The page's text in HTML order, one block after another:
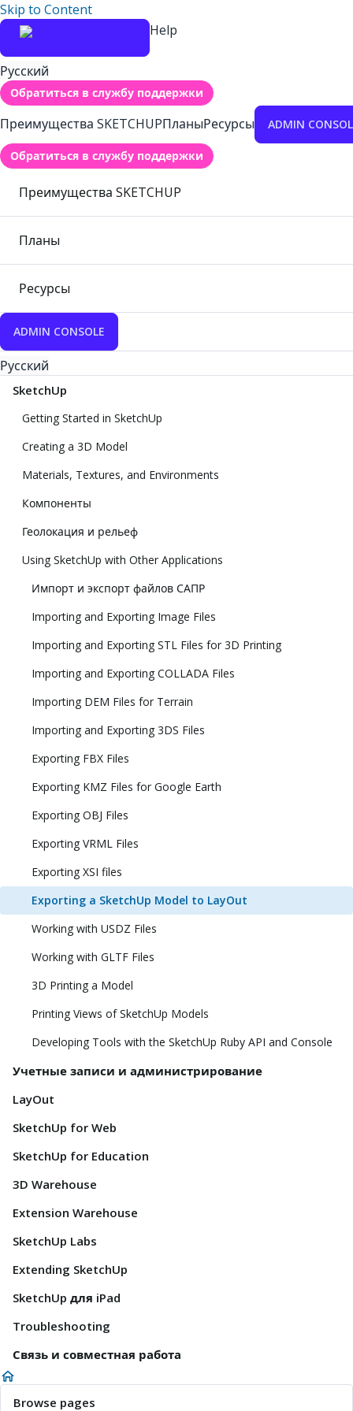
Skip to Content
Help
Русский
Обратиться в службу поддержки
Преимущества SKETCHUPПланыРесурсы ADMIN
Обратиться в службу поддержки
Преимущества SKETCHUP
Планы
Ресурсы
ADMIN CONSOLE
Русский
SketchUp
Getting Started in SketchUp
Creating a 3D Model
Materials, Textures, and Environments
Компоненты
Геолокация и рельеф
Using SketchUp with Other Applications
Импорт и экспорт файлов САПР
Importing and Exporting Image Files
Importing and Exporting STL Files for 3D Printing
Importing and Exporting COLLADA Files
Importing DEM Files for Terrain
Importing and Exporting 3DS Files
Exporting FBX Files
Exporting KMZ Files for Google Earth
Exporting OBJ Files
Exporting VRML Files
Exporting XSI files
Exporting a SketchUp Model to LayOut
Working with USDZ Files
Working with GLTF Files
3D Printing a Model
Printing Views of SketchUp Models
Developing Tools with the SketchUp Ruby API and Console
Учетные записи и администрирование
LayOut
SketchUp for Web
SketchUp for Education
3D Warehouse
Extension Warehouse
SketchUp Labs
Extending SketchUp
SketchUp для iPad
Troubleshooting
Связь и совместная работа
Browse pages